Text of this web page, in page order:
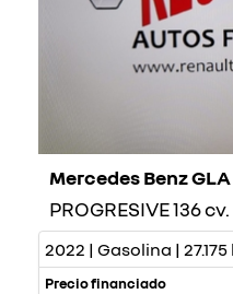
Mercedes Benz GLA
PROGRESIVE 136
2022 | Gasolina |
Precio financiado